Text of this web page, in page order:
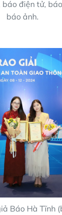
điện tử,
báo ảnh.
Báo Hà Tĩnh